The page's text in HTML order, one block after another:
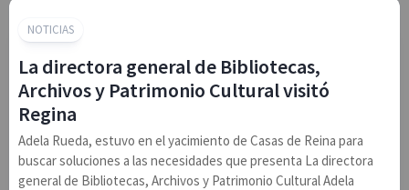
NOTICIAS
La directora general de Bibliotecas,
Archivos y Patrimonio Cultural visitó
Regina
Adela Rueda, estuvo en el yacimiento de Casas de Reina para
buscar soluciones a las necesidades que presenta La directora
general de Bibliotecas, Archivos y Patrimonio Cultural Adela